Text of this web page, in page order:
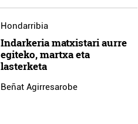
Hondarribia
Indarkeria matxistari aurre
egiteko, martxa eta
lasterketa
Beñat Agirresarobe